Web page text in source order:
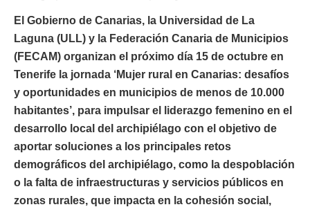
El Gobierno de Canarias, la Universidad de La
Laguna (ULL) y la Federación Canaria de Municipios
(FECAM) organizan el próximo día 15 de octubre en
Tenerife la jornada ‘Mujer rural en Canarias: desafíos
y oportunidades en municipios de menos de 10.000
habitantes’, para impulsar el liderazgo femenino en el
desarrollo local del archipiélago con el objetivo de
aportar soluciones a los principales retos
demográficos del archipiélago, como la despoblación
o la falta de infraestructuras y servicios públicos en
zonas rurales, que impacta en la cohesión social,